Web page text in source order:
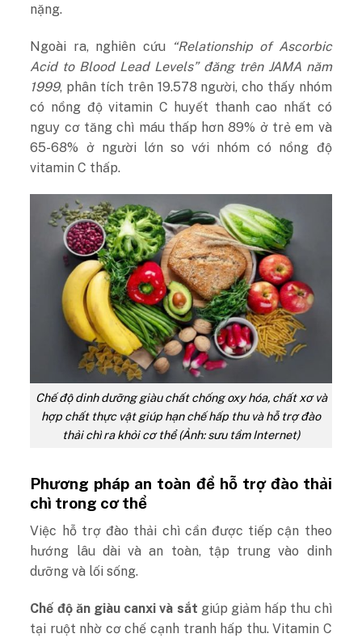
nặng.
Ngoài ra, nghiên cứu “Relationship of Ascorbic
Acid to Blood Lead Levels” đăng trên JAMA năm
1999, phân tích trên 19.578 người, cho thấy nhóm
có nồng độ vitamin C huyết thanh cao nhất có
nguy cơ tăng chì máu thấp hơn 89% ở trẻ em và
65-68% ở người lớn so với nhóm có nồng độ
vitamin C thấp.
Chế độ dinh dưỡng giàu chất chống oxy hóa, chất xơ và
hợp chất thực vật giúp hạn chế hấp thu và hỗ trợ đào
thải chì ra khỏi cơ thể (Ảnh: sưu tầm Internet)
Phương pháp an toàn để hỗ trợ đào thải
chì trong cơ thể
Việc hỗ trợ đào thải chì cần được tiếp cận theo
hướng lâu dài và an toàn, tập trung vào dinh
dưỡng và lối sống.
Chế độ ăn giàu canxi và sắt giúp giảm hấp thu chì
tại ruột nhờ cơ chế cạnh tranh hấp thu. Vitamin C